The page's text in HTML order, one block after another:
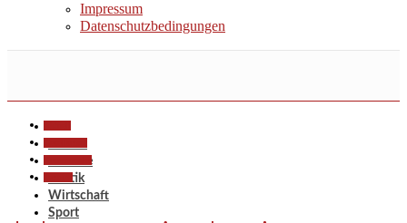
Impressum
Datenschutzbedingungen
Termine
Politik
Wirtschaft
Sport